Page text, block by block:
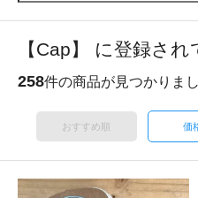
【Cap】 に登録さ
258件の商品が見つかりま
おすすめ順 価